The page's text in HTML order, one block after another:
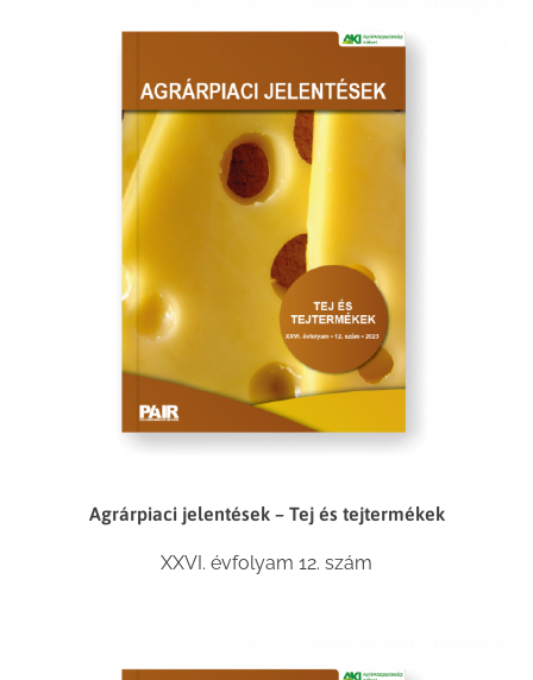
Agrárpiaci jelentések – Tej és tejtermékek
XXVI. évfolyam 12. szám